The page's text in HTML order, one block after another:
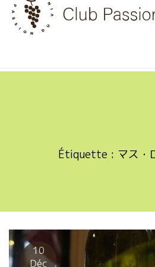
Skip
content
Étiquette : マス・
10
Déc